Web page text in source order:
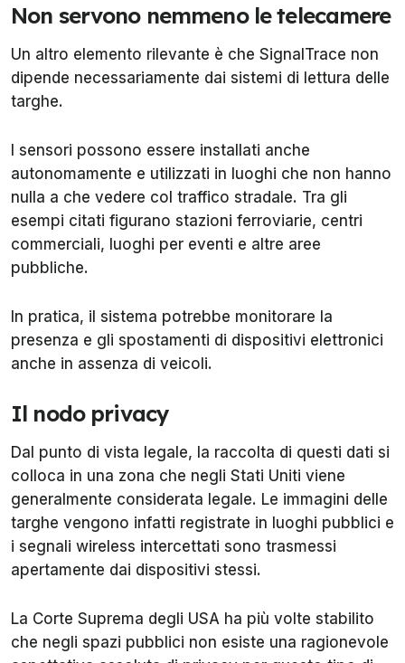
Non servono nemmeno le telecamere
Un altro elemento rilevante è che SignalTrace non
dipende necessariamente dai sistemi di lettura delle
targhe.
I sensori possono essere installati anche
autonomamente e utilizzati in luoghi che non hanno
nulla a che vedere col traffico stradale. Tra gli
esempi citati figurano stazioni ferroviarie, centri
commerciali, luoghi per eventi e altre aree
pubbliche.
In pratica, il sistema potrebbe monitorare la
presenza e gli spostamenti di dispositivi elettronici
anche in assenza di veicoli.
Il nodo privacy
Dal punto di vista legale, la raccolta di questi dati si
colloca in una zona che negli Stati Uniti viene
generalmente considerata legale. Le immagini delle
targhe vengono infatti registrate in luoghi pubblici e
i segnali wireless intercettati sono trasmessi
apertamente dai dispositivi stessi.
La Corte Suprema degli USA ha più volte stabilito
che negli spazi pubblici non esiste una ragionevole